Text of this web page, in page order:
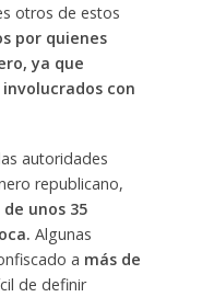
otros de estos
por quienes
ya que
con
autoridades
republicano,
unos 35
Algunas
a más de
de definir